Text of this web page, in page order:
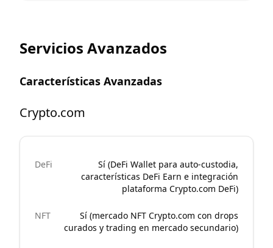
Servicios Avanzados
Características Avanzadas
Crypto.com
DeFi
Sí (DeFi Wallet para auto-custodia,
características DeFi Earn e integración
plataforma Crypto.com DeFi)
NFT
Sí (mercado NFT Crypto.com con drops
curados y trading en mercado secundario)